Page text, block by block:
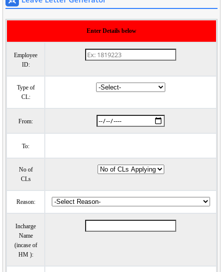
Enter Details below
Employee
ID:
Type of
CL:
From:
To:
No of
CLs
Reason:
Incharge
Name
(incase of
HM ):